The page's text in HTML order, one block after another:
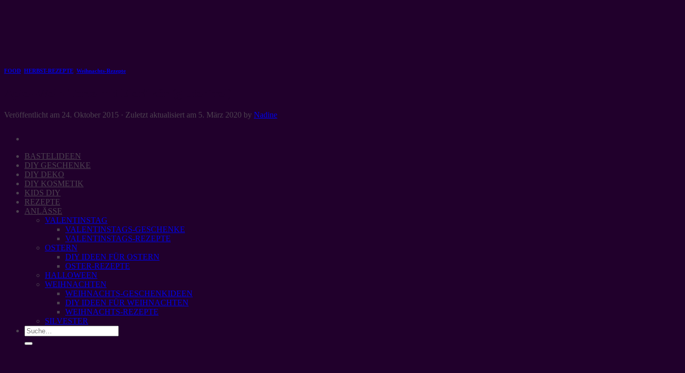
BASTELIDEEN
DIY GESCHENKE
DIY DEKO
DIY KOSMETIK
KIDS DIY
REZEPTE
ANLÄSSE
VALENTINSTAG
VALENTINSTAGS-GESCHENKE
VALENTINSTAGS-REZEPTE
OSTERN
DIY IDEEN FÜR OSTERN
OSTER-REZEPTE
HALLOWEEN
WEIHNACHTEN
WEIHNACHTS-GESCHENKIDEEN
DIY IDEEN FÜR WEIHNACHTEN
WEIHNACHTS-REZEPTE
SILVESTER
FOOD HERBST-REZEPTE Weihnachts-Rezepte
Veröffentlicht am 24. Oktober 2015 · Zuletzt aktualisiert am 5. März 2020 by Nadine